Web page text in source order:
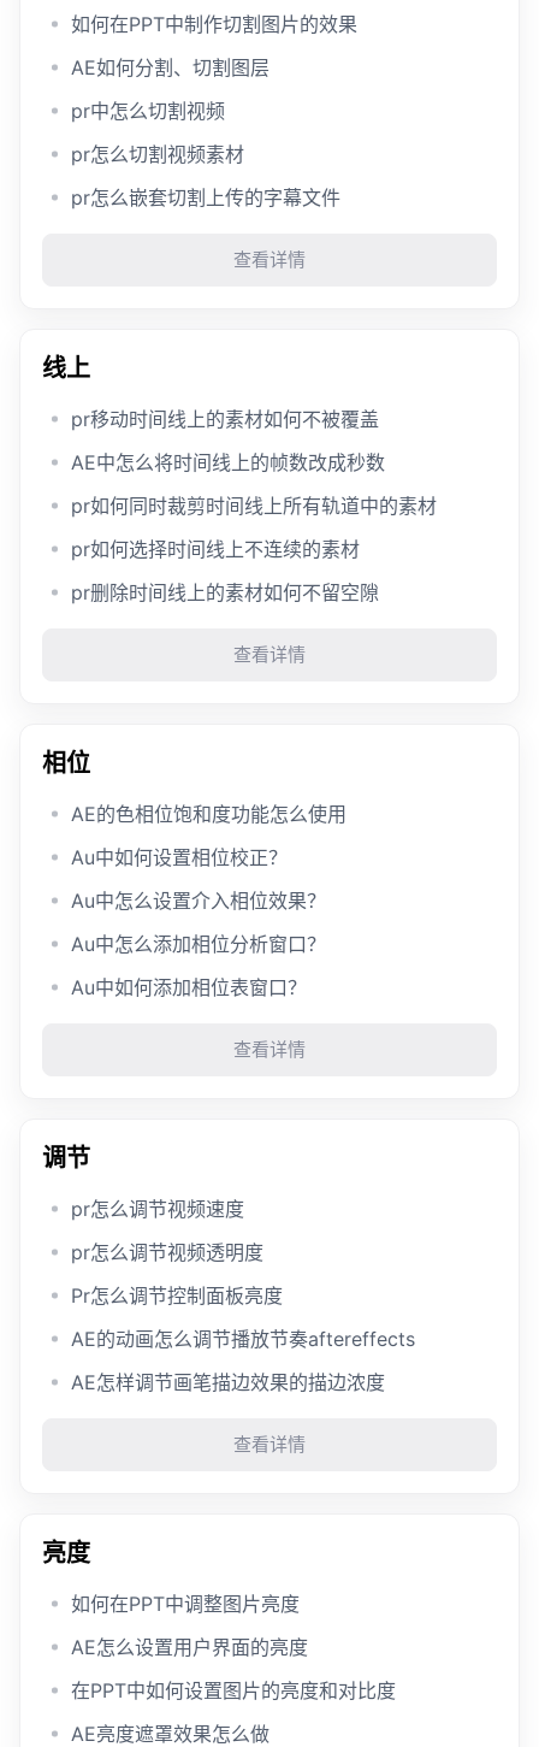
如何在PPT中制作切割图片的效果
AE如何分割、切割图层
pr中怎么切割视频
pr怎么切割视频素材
pr怎么嵌套切割上传的字幕文件
查看详情
线上
pr移动时间线上的素材如何不被覆盖
AE中怎么将时间线上的帧数改成秒数
pr如何同时裁剪时间线上所有轨道中的素材
pr如何选择时间线上不连续的素材
pr删除时间线上的素材如何不留空隙
查看详情
相位
AE的色相位饱和度功能怎么使用
Au中如何设置相位校正？
Au中怎么设置介入相位效果？
Au中怎么添加相位分析窗口？
Au中如何添加相位表窗口？
查看详情
调节
pr怎么调节视频速度
pr怎么调节视频透明度
Pr怎么调节控制面板亮度
AE的动画怎么调节播放节奏aftereffects
AE怎样调节画笔描边效果的描边浓度
查看详情
亮度
如何在PPT中调整图片亮度
AE怎么设置用户界面的亮度
在PPT中如何设置图片的亮度和对比度
AE亮度遮罩效果怎么做